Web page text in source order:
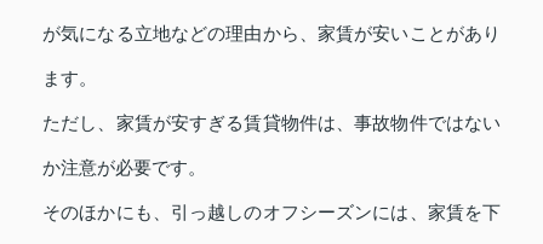
が気になる立地などの理由から、家賃が安いことがあり
ます。
ただし、家賃が安すぎる賃貸物件は、事故物件ではない
か注意が必要です。
そのほかにも、引っ越しのオフシーズンには、家賃を下